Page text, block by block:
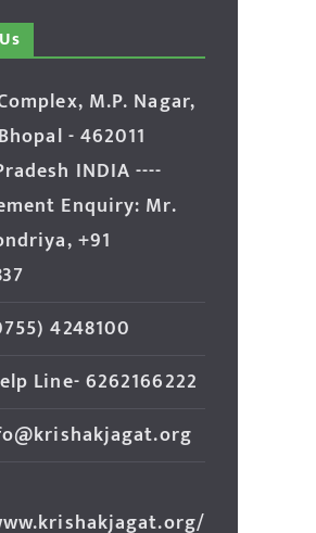
M.P. Nagar,
- 462011
INDIA ----
Enquiry: Mr.
+91
4248100
Line- 6262166222